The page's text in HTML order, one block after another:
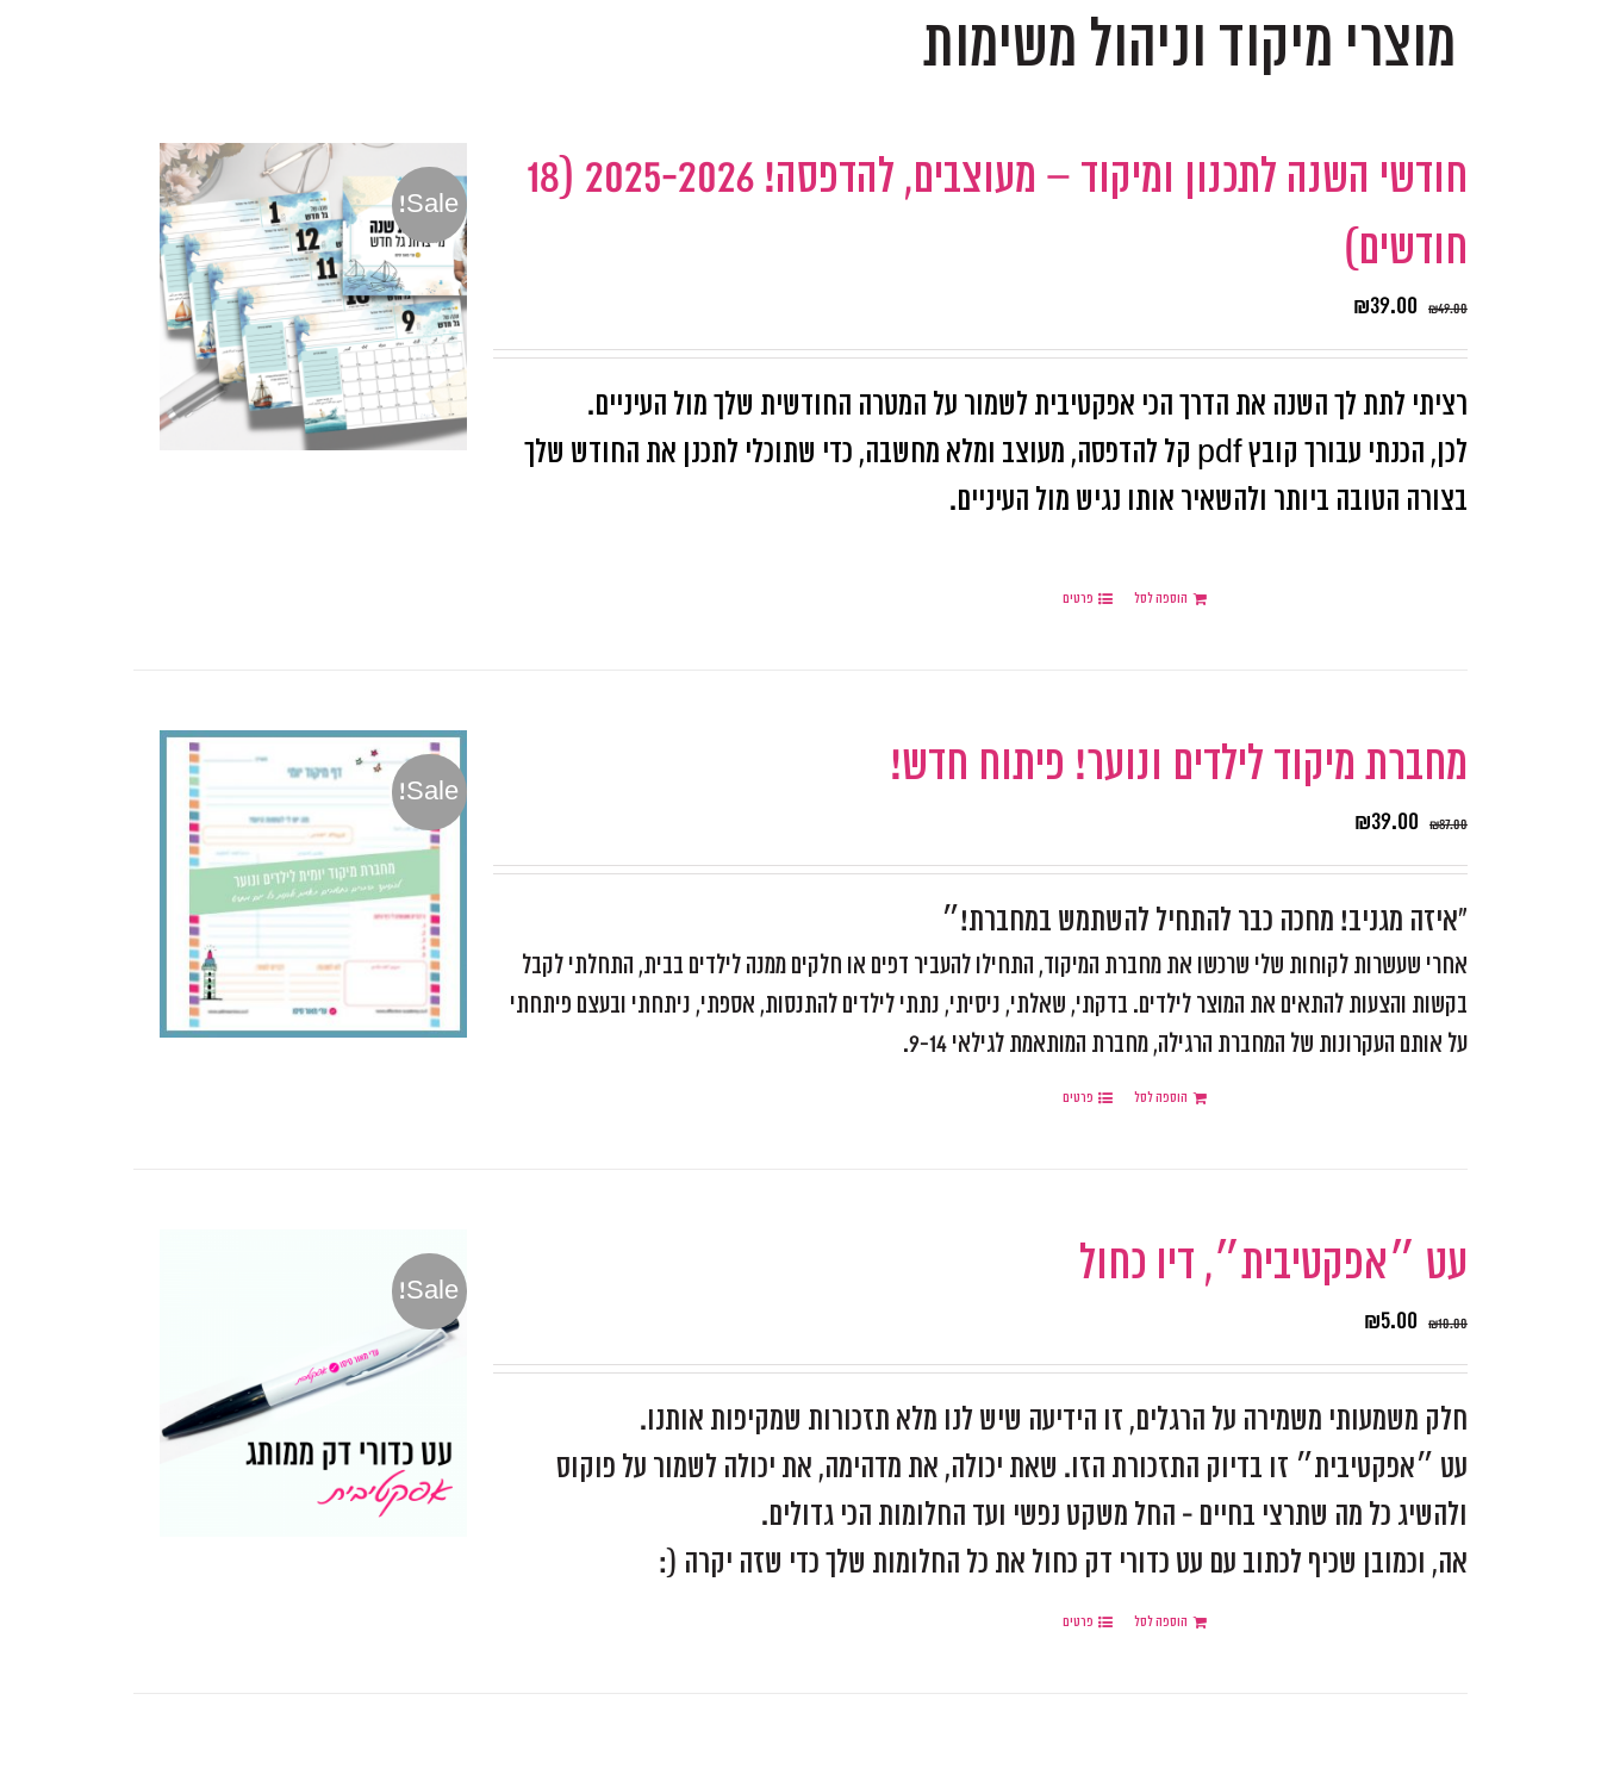
מוצרי מיקוד וניהול משימות
Sale!
חודשי השנה לתכנון ומיקוד – מעוצבים, להדפסה! 2025-2026 (18
חודשים)
₪49.00
₪39.00
רציתי לתת לך השנה את הדרך הכי אפקטיבית לשמור על המטרה החודשית שלך מול העיניים.
לכן, הכנתי עבורך קובץ pdf קל להדפסה, מעוצב ומלא מחשבה, כדי שתוכלי לתכנן את החודש שלך
בצורה הטובה ביותר ולהשאיר אותו נגיש מול העיניים.
הוספה לסל פרטים
Sale!
מחברת מיקוד לילדים ונוער! פיתוח חדש!
₪87.00
₪39.00
"איזה מגניב! מחכה כבר להתחיל להשתמש במחברת!״
אחרי שעשרות לקוחות שלי שרכשו את מחברת המיקוד, התחילו להעביר דפים או חלקים ממנה לילדים בבית, התחלתי לקבל
בקשות והצעות להתאים את המוצר לילדים. בדקתי, שאלתי, ניסיתי, נתתי לילדים להתנסות, אספתי, ניתחתי ובעצם פיתחתי
על אותם העקרונות של המחברת הרגילה, מחברת המותאמת לגילאי 9-14.
הוספה לסל פרטים
Sale!
עט ״אפקטיבית״, דיו כחול
₪10.00
₪5.00
חלק משמעותי משמירה על הרגלים, זו הידיעה שיש לנו מלא תזכורות שמקיפות אותנו.
עט ״אפקטיבית״ זו בדיוק התזכורת הזו. שאת יכולה, את מדהימה, את יכולה לשמור על פוקוס
ולהשיג כל מה שתרצי בחיים - החל משקט נפשי ועד החלומות הכי גדולים.
אה, וכמובן שכיף לכתוב עם עט כדורי דק כחול את כל החלומות שלך כדי שזה יקרה (:
הוספה לסל פרטים